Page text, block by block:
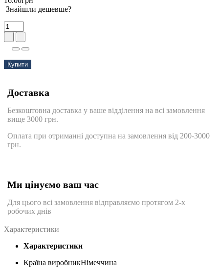
Знайшли дешевше?
Купити
Доставка
Безкоштовна доставка у ваше відділення на всі замовлення
вище 3000 грн.
Оплата при отриманні доступна на замовлення від 200-3000
грн.
Ми цінуємо ваш час
Для цього всі замовлення відправляємо протягом 2-х
робочих днів
Характеристики
Характеристики
Країна виробникНімеччина